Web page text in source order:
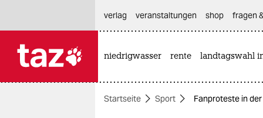
themen
verlag
veranstaltungen shop fragen
niedrigwasser rente landtagswahl
Startseite Sport Fanproteste in